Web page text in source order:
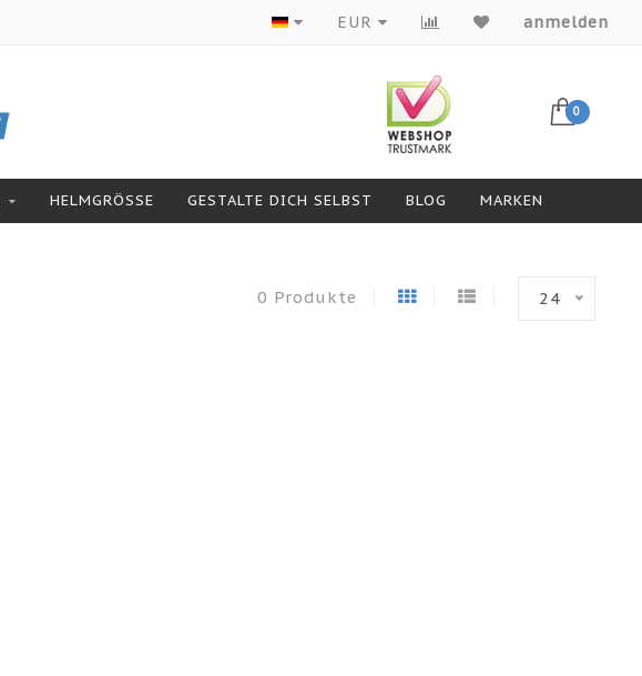
Produkte von Top-Marken
EUR anmelden
0
HELMGRÖSSE GESTALTE DICH SELBST BLOG MARKEN
0 Produkte 24